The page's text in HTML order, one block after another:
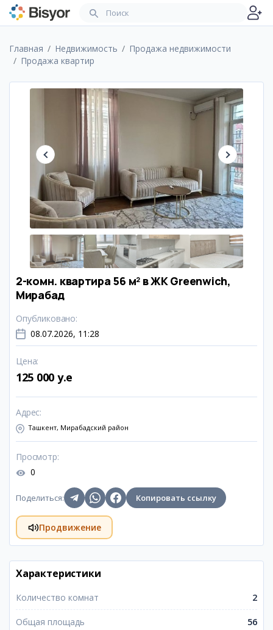
Главная Недвижимость
Продажа недвижимости
Продажа квартир
2-комн. квартира 56 м² в ЖК Greenwich,
Мирабад
Опубликовано:
08.07.2026, 11:28
Цена:
125 000 y.e
Адрес:
Ташкент, Мирабадский район
Просмотр:
0
Поделиться: Копировать ссылку
Продвижение
Характеристики
Количество комнат 2
Общая площадь 56